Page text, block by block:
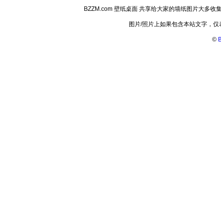
BZZM.com 壁纸桌面 共享给大家的墙纸图片大多
图片/照片上如果包含本站文字，
©